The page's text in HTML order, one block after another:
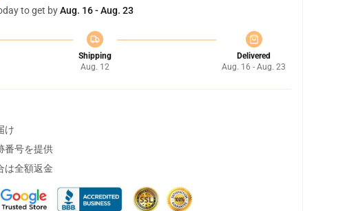
to get byAug. 16 - Aug. 23
Shipping
Aug. 12
Delivered
Aug. 16 - Aug. 23
け
番号を提供
は全額返金